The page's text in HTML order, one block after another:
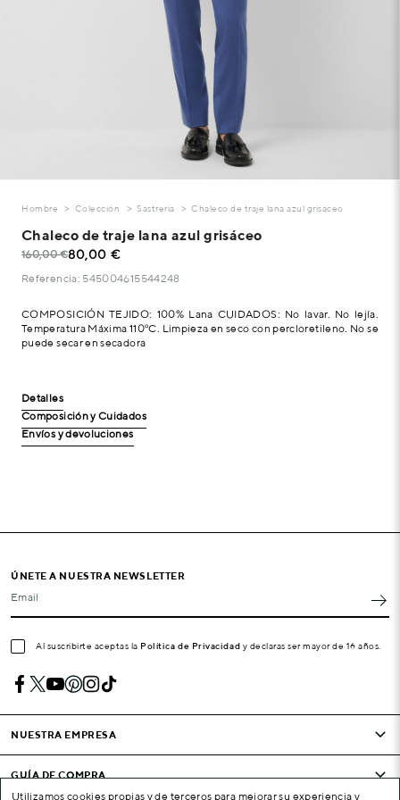
Hombre Colección Sastrería Chaleco de traje lana azul grisáceo
Chaleco de traje lana azul grisáceo
160,00 €80,00 €
Referencia: 545004615544248
COMPOSICIÓN TEJIDO: 100% Lana CUIDADOS: No lavar. No lejía.
Temperatura Máxima 110ºC. Limpieza en seco con percloretileno. No se
puede secar en secadora
Detalles
Composición y Cuidados
Envíos y devoluciones
ÚNETE A NUESTRA NEWSLETTER
Email
Al suscribirte aceptas la Política de Privacidad y declaras ser mayor de 16 años.
NUESTRA EMPRESA
GUÍA DE COMPRA
Utilizamos cookies propias y de terceros para mejorar su experiencia y